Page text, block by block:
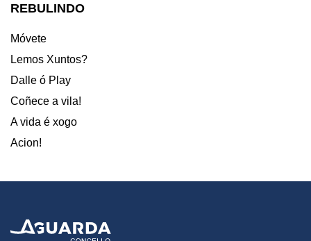
REBULINDO
Móvete
Lemos Xuntos?
Dalle ó Play
Coñece a vila!
A vida é xogo
Acion!